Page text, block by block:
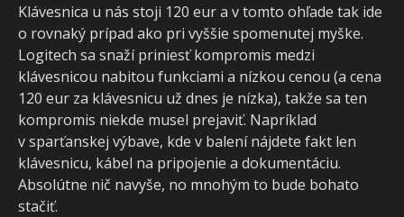
Klávesnica u nás stoji 120 eur a v tomto ohľade tak ide
o rovnaký prípad ako pri vyššie spomenutej myške.
Logitech sa snaží priniesť kompromis medzi
klávesnicou nabitou funkciami a nízkou cenou (a cena
120 eur za klávesnicu už dnes je nízka), takže sa ten
kompromis niekde musel prejaviť. Napríklad
v sparťanskej výbave, kde v balení nájdete fakt len
klávesnicu, kábel na pripojenie a dokumentáciu.
Absolútne nič navyše, no mnohým to bude bohato
stačiť.